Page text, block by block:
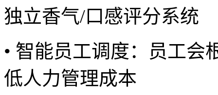
独立香气/口感评分系统
• 智能员工调度：员工会
低人力管理成本